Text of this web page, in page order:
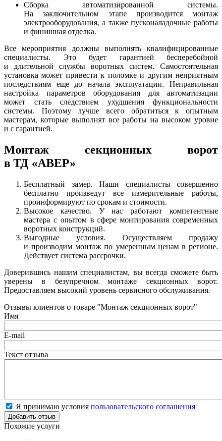
Сборка автоматизированной системы.
На заключительном этапе производится монтаж
электрооборудования, а также пусконаладочные работы
и финишная отделка.
Все мероприятия должны выполнять квалифицированные
специалисты. Это будет гарантией бесперебойной
и длительной службы воротных систем. Самостоятельная
установка может привести к поломке и другим неприятным
последствиям еще до начала эксплуатации. Неправильная
настройка параметров оборудования для автоматизации
может стать следствием ухудшения функциональности
системы. Поэтому лучше всего обратиться к опытным
мастерам, которые выполнят все работы на высоком уровне
и с гарантией.
Монтаж секционных ворот
в ТД «АВЕР»
Бесплатный замер. Наши специалисты совершенно
бесплатно произведут все измерительные работы,
проинформируют по срокам и стоимости.
Высокое качество. У нас работают компетентные
мастера с опытом в сфере монтирования современных
воротных конструкций.
Выгодные условия. Осуществляем продажу
и производим монтаж по умеренным ценам в регионе.
Действует система рассрочки.
Доверившись нашим специалистам, вы всегда сможете быть
уверены в безупречном монтаже секционных ворот.
Предоставляем высокий уровень сервисного обслуживания.
Отзывы клиентов о товаре "Монтаж секционных ворот"
Имя
E-mail
Текст отзыва
Я принимаю условия пользовательского соглашения
Похожие услуги